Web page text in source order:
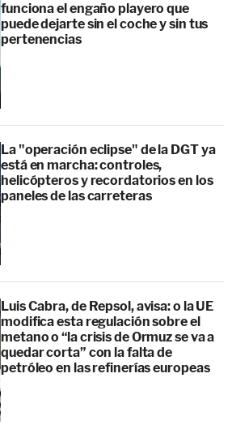
funciona el engaño playero que
puede dejarte sin el coche y sin tus
pertenencias
La "operación eclipse" de la DGT ya
está en marcha: controles,
helicópteros y recordatorios en los
paneles de las carreteras
Luis Cabra, de Repsol, avisa: o la UE
modifica esta regulación sobre el
metano o “la crisis de Ormuz se va a
quedar corta” con la falta de
petróleo en las refinerías europeas